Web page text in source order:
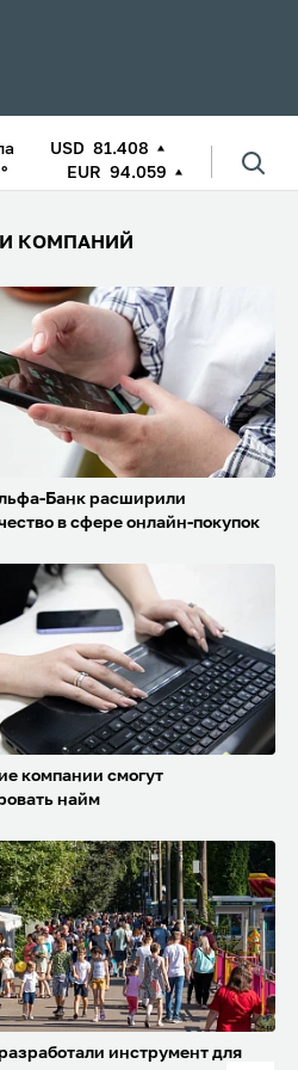
USD 81.408
EUR 94.059
КОМПАНИЙ
Банк расширили
в сфере онлайн-покупок
компании смогут
найм
инструмент для